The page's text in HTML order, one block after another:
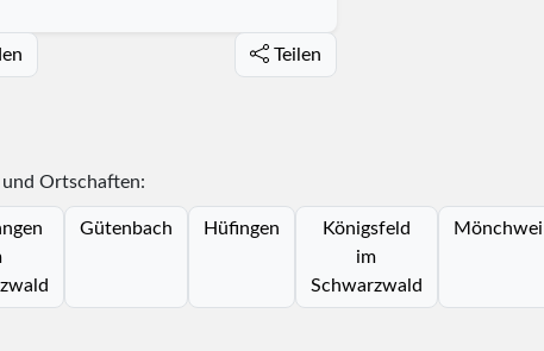
Teilen
Ortschaften:
Gütenbach Hüfingen
Königsfeld
im
Schwarzwald